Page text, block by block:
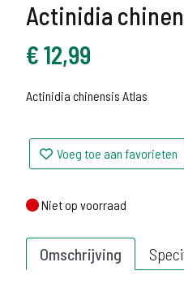
Actinidia
€12,99
Actinidia chinensis Atlas
Voeg toe aan favorieten
Niet op voorraad
Niet op voorraad
Omschrijving